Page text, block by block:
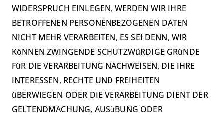
WIDERSPRUCH EINLEGEN, WERDEN WIR IHRE
BETROFFENEN PERSONENBEZOGENEN DATEN
NICHT MEHR VERARBEITEN, ES SEI DENN, WIR
KöNNEN ZWINGENDE SCHUTZWüRDIGE GRüNDE
FüR DIE VERARBEITUNG NACHWEISEN, DIE IHRE
INTERESSEN, RECHTE UND FREIHEITEN
üBERWIEGEN ODER DIE VERARBEITUNG DIENT DER
GELTENDMACHUNG, AUSüBUNG ODER